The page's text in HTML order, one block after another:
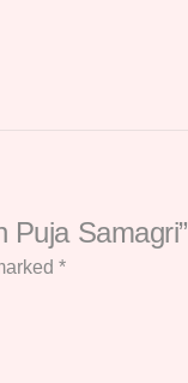
Puja Samagri”
*